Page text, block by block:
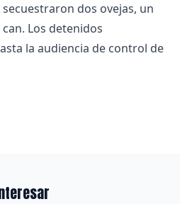
dos ovejas, un
Los detenidos
la audiencia de control de